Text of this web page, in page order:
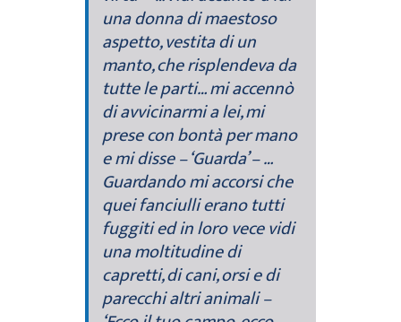
una donna di maestoso
aspetto, vestita di un
manto, che risplendeva da
tutte le parti… mi accennò
di avvicinarmi a lei, mi
prese con bontà per mano
e mi disse – ‘Guarda’ – …
Guardando mi accorsi che
quei fanciulli erano tutti
fuggiti ed in loro vece vidi
una moltitudine di
capretti, di cani, orsi e di
parecchi altri animali –